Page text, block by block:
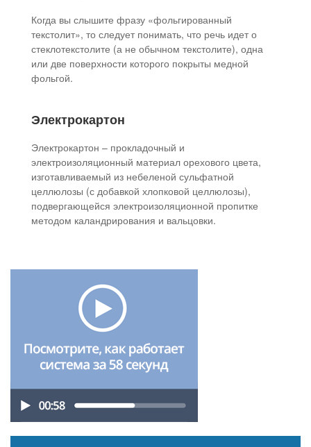
Когда вы слышите фразу «фольгированный
текстолит», то следует понимать, что речь идет о
стеклотекстолите (а не обычном текстолите), одна
или две поверхности которого покрыты медной
фольгой.
Электрокартон
Электрокартон – прокладочный и
электроизоляционный материал орехового цвета,
изготавливаемый из небеленой сульфатной
целлюлозы (с добавкой хлопковой целлюлозы),
подвергающейся электроизоляционной пропитке
методом каландрирования и вальцовки.